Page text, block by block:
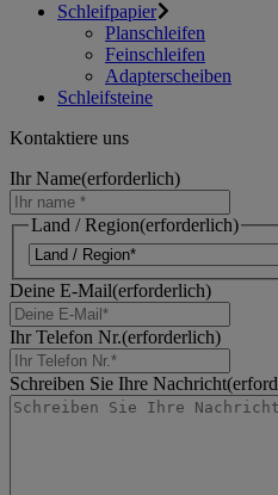
Schleifpapier
Planschleifen
Feinschleifen
Adapterscheiben
Schleifsteine
Kontaktiere uns
Ihr Name(erforderlich)
Land / Region(erforderlich)
Deine E-Mail(erforderlich)
Ihr Telefon Nr.(erforderlich)
Schreiben Sie Ihre Nachricht